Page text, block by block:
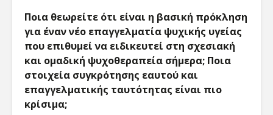
Ποια θεωρείτε ότι είναι η βασική πρόκληση
για έναν νέο επαγγελματία ψυχικής υγείας
που επιθυμεί να ειδικευτεί στη σχεσιακή
και ομαδική ψυχοθεραπεία σήμερα; Ποια
στοιχεία συγκρότησης εαυτού και
επαγγελματικής ταυτότητας είναι πιο
κρίσιμα;